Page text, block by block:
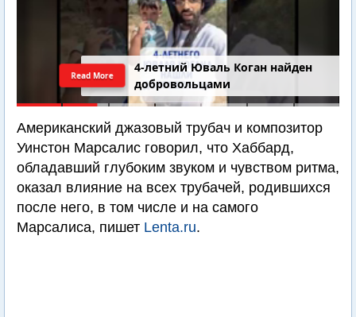
4-летний Юваль Коган найден
добровольцами
Read More
Американский джазовый трубач и композитор
Уинстон Марсалис говорил, что Хаббард,
обладавший глубоким звуком и чувством ритма,
оказал влияние на всех трубачей, родившихся
после него, в том числе и на самого
Марсалиса, пишет Lenta.ru.